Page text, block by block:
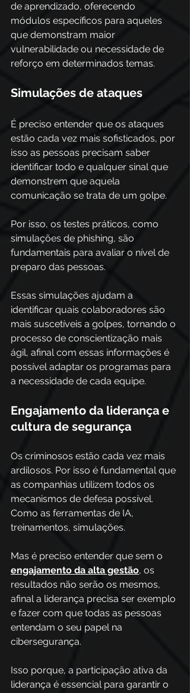
de aprendizado, oferecendo
módulos específicos para aqueles
que demonstram maior
vulnerabilidade ou necessidade de
reforço em determinados temas.
Simulações de ataques
É preciso entender que os ataques
estão cada vez mais sofisticados, por
isso as pessoas precisam saber
identificar todo e qualquer sinal que
demonstrem que aquela
comunicação se trata de um golpe.
Por isso, os testes práticos, como
simulações de phishing, são
fundamentais para avaliar o nível de
preparo das pessoas.
Essas simulações ajudam a
identificar quais colaboradores são
mais suscetíveis a golpes, tornando o
processo de conscientização mais
ágil, afinal com essas informações é
possível adaptar os programas para
a necessidade de cada equipe.
Engajamento da liderança e
cultura de segurança
Os criminosos estão cada vez mais
ardilosos. Por isso é fundamental que
as companhias utilizem todos os
mecanismos de defesa possível.
Como as ferramentas de IA,
treinamentos, simulações.
Mas é preciso entender que sem o
engajamento da alta gestão, os
resultados não serão os mesmos,
afinal a liderança precisa ser exemplo
e fazer com que todas as pessoas
entendam o seu papel na
cibersegurança.
Isso porque, a participação ativa da
liderança é essencial para garantir o